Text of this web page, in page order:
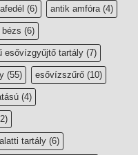
(6) antik amfóra (4)
bézs (6)
esővízgyűjtő tartály (7)
(55) esővízszűrő (10)
(4)
tartály (6)